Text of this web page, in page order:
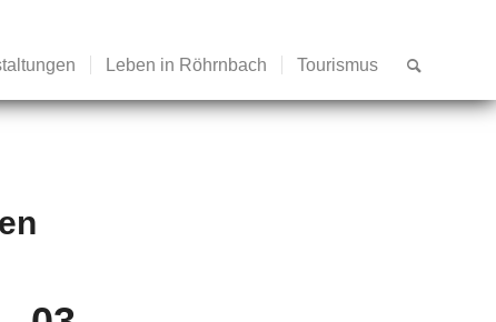
Leben in Röhrnbach Tourismus